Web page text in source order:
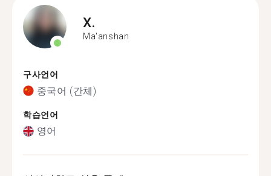
X.
Ma'anshan
구사언어
중국어 (간체)
학습언어
영어